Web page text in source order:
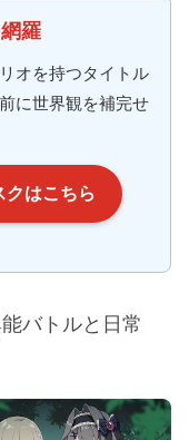
羅
オを持つタイトル
に世界観を補完せ
はこちら
バトルと日常